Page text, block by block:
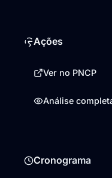
Ações
Ver no PNCP
Análise
Cronograma